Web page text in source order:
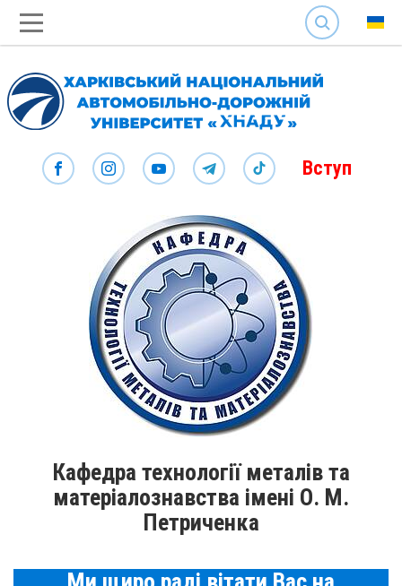
SEARCH
Вступ
Кафедра технології металів та
матеріалознавства імені О. М.
Петриченка